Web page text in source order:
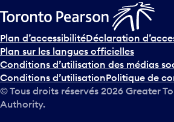
Plan d’accessibilitéDéclaration
Plan sur les langues officielles
Conditions d’utilisation des médias
Conditions d’utilisationPolitique de
© Tous droits réservés 2026 Greater
Authority.